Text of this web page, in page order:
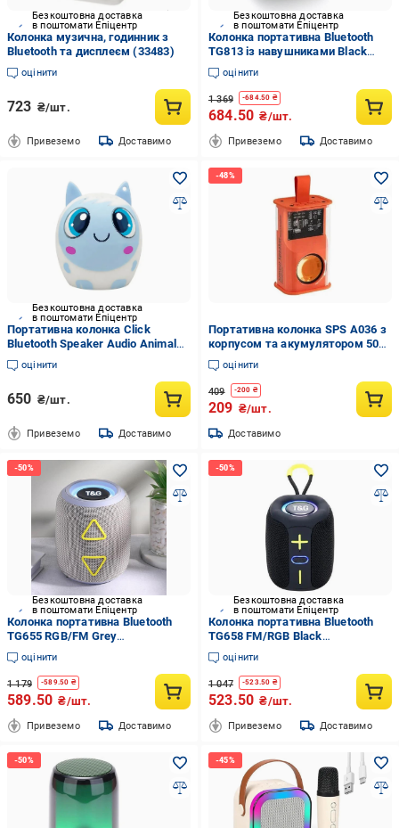
Безкоштовна доставка
в поштомати Епіцентр
Колонка музична, годинник з
Bluetooth та дисплеєм (33483)
оцінити
723 ₴/шт.
Привеземо Доставимо
Безкоштовна доставка
в поштомати Епіцентр
Колонка портативна Bluetooth
TG813 із навушниками Black
(2135321682)
оцінити
1 369 -684.50 ₴
684.50 ₴/шт.
Привеземо Доставимо
Безкоштовна доставка
в поштомати Епіцентр
Портативна колонка Click
Bluetooth Speaker Audio Animals
Вівця (O2133)
оцінити
650 ₴/шт.
Привеземо Доставимо
Портативна колонка SPS A036 з
корпусом та акумулятором 500
мАг Прозорий (9525)
оцінити
409 -200 ₴
209 ₴/шт.
Доставимо
Безкоштовна доставка
в поштомати Епіцентр
Колонка портативна Bluetooth
TG655 RGB/FM Grey
(2135321708)
оцінити
1 179 -589.50 ₴
589.50 ₴/шт.
Привеземо Доставимо
Безкоштовна доставка
в поштомати Епіцентр
Колонка портативна Bluetooth
TG658 FM/RGB Black
(2135321686)
оцінити
1 047 -523.50 ₴
523.50 ₴/шт.
Привеземо Доставимо